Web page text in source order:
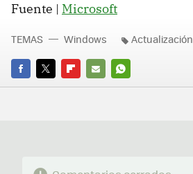
Fuente | Microsoft
FACEBOOK
TWITTERFLIPBOARD
E-
WHATSAPP
TEMAS Windows Actualización